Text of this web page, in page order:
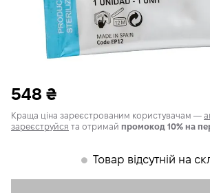
548 ₴
Краща ціна зареєстрованим користувачам —
зареєструйся та отримай промокод 10% на
𒊹 Товар відсутній на